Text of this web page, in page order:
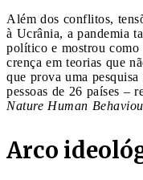
Além dos conflitos,
à Ucrânia, a pandemia
político e mostrou como
crença em teorias que
que prova uma
pessoas de 26 países –
Nature Human
Arco